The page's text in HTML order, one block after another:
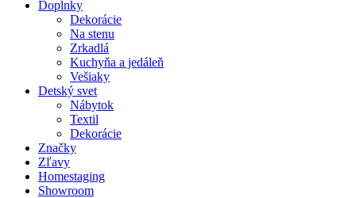
Doplnky
Dekorácie
Na stenu
Zrkadlá
Kuchyňa a jedáleň
Vešiaky
Detský svet
Nábytok
Textil
Dekorácie
Značky
Zľavy
Homestaging
Showroom